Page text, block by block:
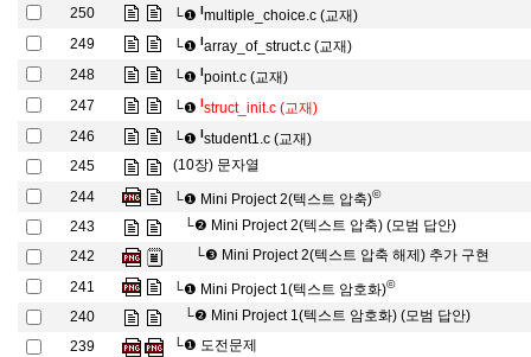
250
└❶ lmultiple_choice.c (교재)
249
└❶ larray_of_struct.c (교재)
248
└❶ lpoint.c (교재)
247
└❶ lstruct_init.c (교재)
246
└❶ lstudent1.c (교재)
245
(10장) 문자열
244
└❶ Mini Project 2(텍스트 압축)©
243 └❷ Mini Project 2(텍스트 압축) (모범 답안)
242
└❸ Mini Project 2(텍스트 압축 해제) 추가 구현
241
└❶ Mini Project 1(텍스트 암호화)©
240 └❷ Mini Project 1(텍스트 암호화) (모범 답안)
239
└❶ 도전문제